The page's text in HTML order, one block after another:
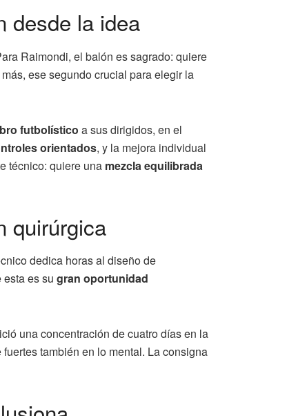
desde la idea
Raimondi, el balón es sagrado: quiere
ese segundo crucial para elegir la
futbolístico a sus dirigidos, en el
orientados, y la mejora individual
técnico: quiere una mezcla equilibrada
quirúrgica
dedica horas al diseño de
es su gran oportunidad
una concentración de cuatro días en la
también en lo mental. La consigna